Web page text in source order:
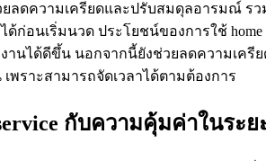
ลดความเครียดและปรับสมดุลอารมณ์ ร
ด้ก่อนเริ่มนวด ประโยชน์ของการใช้
านได้ดีขึ้น นอกจากนี้ยังช่วยลดความเครี
พราะสามารถจัดเวลาได้ตามต้องการ
service กับความคุ้มค่าในระย